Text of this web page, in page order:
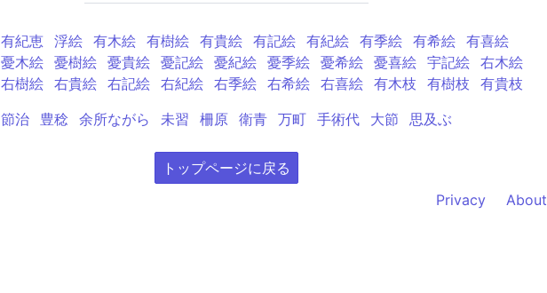
有紀恵 浮絵 有木絵 有樹絵 有貴絵 有記絵 有紀絵 有季絵 有希絵 有喜絵
憂木絵 憂樹絵 憂貴絵 憂記絵 憂紀絵 憂季絵 憂希絵 憂喜絵 宇記絵 右木絵
右樹絵 右貴絵 右記絵 右紀絵 右季絵 右希絵 右喜絵 有木枝 有樹枝
有貴枝
節治 豊稔 余所ながら 未習 柵原 衛青 万町 手術代 大節 思及ぶ
トップページに戻る
Privacy About